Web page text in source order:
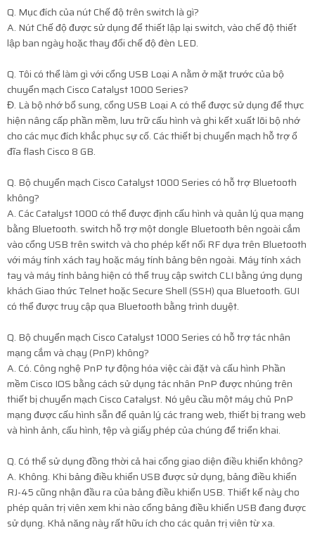
Q. Mục đích của nút Chế độ trên switch là gì?
A. Nút Chế độ được sử dụng để thiết lập lại switch, vào chế độ thiết
lập ban ngày hoặc thay đổi chế độ đèn LED.
Q. Tôi có thể làm gì với cổng USB Loại A nằm ở mặt trước của bộ
chuyển mạch Cisco Catalyst 1000 Series?
Đ. Là bộ nhớ bổ sung, cổng USB Loại A có thể được sử dụng để thực
hiện nâng cấp phần mềm, lưu trữ cấu hình và ghi kết xuất lõi bộ nhớ
cho các mục đích khắc phục sự cố. Các thiết bị chuyển mạch hỗ trợ ổ
đĩa flash Cisco 8 GB.
Q. Bộ chuyển mạch Cisco Catalyst 1000 Series có hỗ trợ Bluetooth
không?
A. Các Catalyst 1000 có thể được định cấu hình và quản lý qua mạng
bằng Bluetooth. switch hỗ trợ một dongle Bluetooth bên ngoài cắm
vào cổng USB trên switch và cho phép kết nối RF dựa trên Bluetooth
với máy tính xách tay hoặc máy tính bảng bên ngoài. Máy tính xách
tay và máy tính bảng hiện có thể truy cập switch CLI bằng ứng dụng
khách Giao thức Telnet hoặc Secure Shell (SSH) qua Bluetooth. GUI
có thể được truy cập qua Bluetooth bằng trình duyệt.
Q. Bộ chuyển mạch Cisco Catalyst 1000 Series có hỗ trợ tác nhân
mạng cắm và chạy (PnP) không?
A. Có. Công nghệ PnP tự động hóa việc cài đặt và cấu hình Phần
mềm Cisco IOS bằng cách sử dụng tác nhân PnP được nhúng trên
thiết bị chuyển mạch Cisco Catalyst. Nó yêu cầu một máy chủ PnP
mạng được cấu hình sẵn để quản lý các trang web, thiết bị trang web
và hình ảnh, cấu hình, tệp và giấy phép của chúng để triển khai.
Q. Có thể sử dụng đồng thời cả hai cổng giao diện điều khiển không?
A. Không. Khi bảng điều khiển USB được sử dụng, bảng điều khiển
RJ-45 cũng nhận đầu ra của bảng điều khiển USB. Thiết kế này cho
phép quản trị viên xem khi nào cổng bảng điều khiển USB đang được
sử dụng. Khả năng này rất hữu ích cho các quản trị viên từ xa.